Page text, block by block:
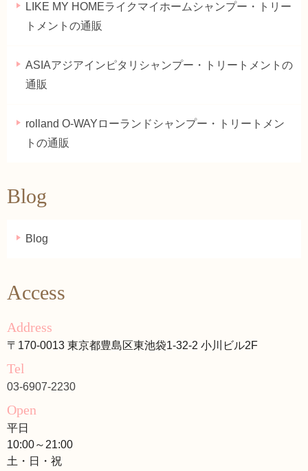
LIKE MY HOMEライクマイホームシャンプー・トリー
トメントの通販
ASIAアジアインピタリシャンプー・トリートメントの
通販
rolland O-WAYローランドシャンプー・トリートメン
トの通販
Blog
Blog
Access
Address
〒170-0013 東京都豊島区東池袋1-32-2 小川ビル2F
Tel
03-6907-2230
Open
平日
10:00～21:00
土・日・祝